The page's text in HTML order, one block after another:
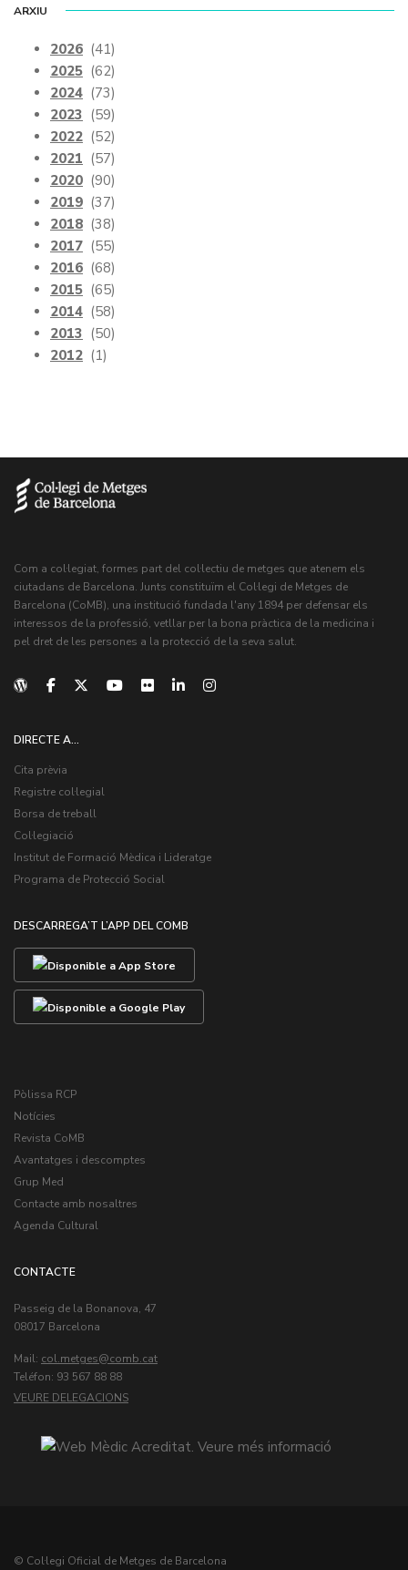
ARXIU
2026 (41)
2025 (62)
2024 (73)
2023 (59)
2022 (52)
2021 (57)
2020 (90)
2019 (37)
2018 (38)
2017 (55)
2016 (68)
2015 (65)
2014 (58)
2013 (50)
2012 (1)
Com a col·legiat, formes part del col·lectiu de metges que atenem els
ciutadans de Barcelona. Junts constituïm el Col·legi de Metges de
Barcelona (CoMB), una institució fundada l'any 1894 per defensar els
interessos de la professió, vetllar per la bona pràctica de la medicina i
pel dret de les persones a la protecció de la seva salut.
DIRECTE A...
Cita prèvia
Registre col·legial
Borsa de treball
Col·legiació
Institut de Formació Mèdica i Lideratge
Programa de Protecció Social
DESCARREGA’T L’APP DEL COMB
Pòlissa RCP
Notícies
Revista CoMB
Avantatges i descomptes
Grup Med
Contacte amb nosaltres
Agenda Cultural
CONTACTE
Passeig de la Bonanova, 47
08017 Barcelona
Mail: col.metges
Teléfon: 93 567 88 88
VEURE DELEGACIONS
© Col·legi Oficial de Metges de Barcelona